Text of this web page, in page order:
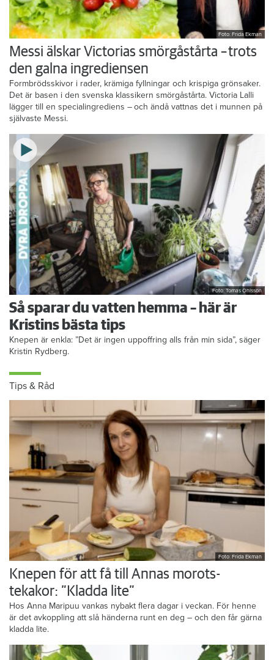
Foto: Frida Ekman
Messi älskar Victorias smörgåstårta – trots
den galna ingrediensen
Formbrödsskivor i rader, krämiga fyllningar och krispiga grönsaker.
Det är basen i den svenska klassikern smörgåstårta. Victoria Lalli
lägger till en specialingrediens – och ändå vattnas det i munnen på
självaste Messi.
Foto: Tomas Ohlsson
Så sparar du vatten hemma – här är
Kristins bästa tips
Knepen är enkla: ”Det är ingen uppoffring alls från min sida”, säger
Kristin Rydberg.
Tips & Råd
Foto: Frida Ekman
Knepen för att få till Annas morots-
tekakor: ”Kladda lite”
Hos Anna Maripuu vankas nybakt flera dagar i veckan. För henne
är det avkoppling att slå händerna runt en deg – och den får gärna
kladda lite.